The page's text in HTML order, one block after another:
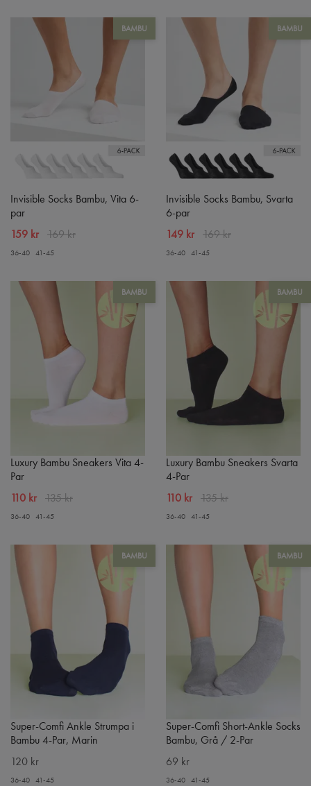
BAMBU
Invisible Socks Bambu, Vita 6-
par
159 kr 169 kr
36-40 41-45
BAMBU
Invisible Socks Bambu, Svarta
6-par
149 kr 169 kr
36-40 41-45
BAMBU
Luxury Bambu Sneakers Vita 4-
Par
110 kr 135 kr
36-40 41-45
BAMBU
Luxury Bambu Sneakers Svarta
4-Par
110 kr 135 kr
36-40 41-45
BAMBU
Super-Comfi Ankle Strumpa i
Bambu 4-Par, Marin
120 kr
36-40 41-45
BAMBU
Super-Comfi Short-Ankle Socks
Bambu, Grå / 2-Par
69 kr
36-40 41-45